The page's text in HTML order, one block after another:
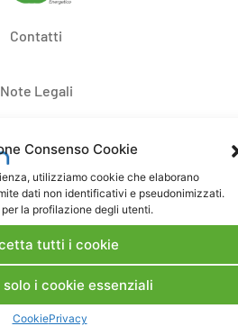
Consenso Cookie
utilizziamo cookie che elaborano
dati non identificativi e pseudonimizzati.
la profilazione degli utenti.
tutti i cookie
i cookie essenziali
CookiePrivacy
Contatti
Note Legali
Dove siamo
gara e contratti
Certificazioni